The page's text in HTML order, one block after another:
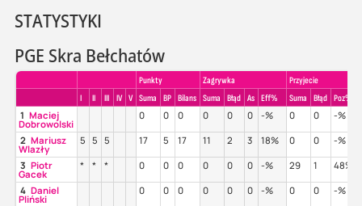
STATYSTYKI
PGE Skra Bełchatów
Punkty Zagrywka
Przyjecie
I
II III IV V Suma BP Bilans Suma Błąd As Eff% Suma Błąd Poz%
1 Maciej
Dobrowolski
0 0 0 0 0 0 -% 0 0 -%
2 Mariusz
Wlazły
5 5 5 17 5 17 11 2 3 18% 0 0 -%
3 Piotr
Gacek
* * * 0 0 0 0 0 0 -% 29 1 48%
4 Daniel
Pliński
0 0 0 0 0 0 -% 0 0 -%